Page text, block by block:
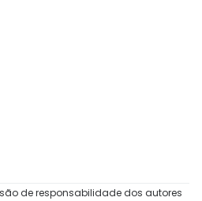
de responsabilidade dos autores